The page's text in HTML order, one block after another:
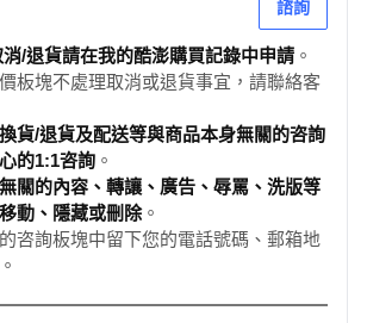
諮詢
消/退貨請在我的酷澎購買記錄中申請 。
板塊不處理取消或退貨事宜，請聯絡客
貨/退貨及配送等與商品本身無關的咨詢
的1:1咨詢 。
無關的內容、轉讓、廣告、辱罵、洗版等
動、隱藏或刪除。
咨詢板塊中留下您的電話號碼、郵箱地